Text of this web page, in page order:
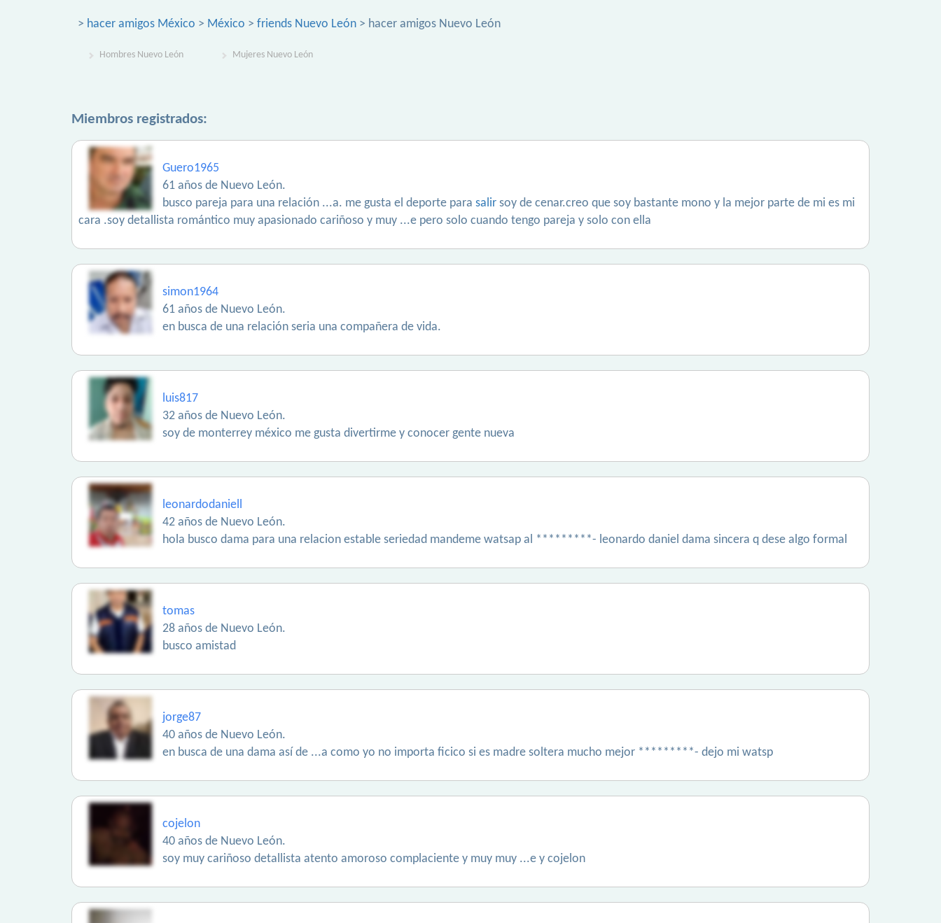
> hacer amigos México > México > friends Nuevo León > hacer amigos Nuevo León
Hombres Nuevo León Mujeres Nuevo León
Miembros registrados:
Guero1965
61 años de Nuevo León.
busco pareja para una relación ...a. me gusta el deporte para salir soy de cenar.creo que soy bastante mono y la mejor parte de mi es mi
cara .soy detallista romántico muy apasionado cariñoso y muy ...e pero solo cuando tengo pareja y solo con ella
simon1964
61 años de Nuevo León.
en busca de una relación seria una compañera de vida.
luis817
32 años de Nuevo León.
soy de monterrey méxico me gusta divertirme y conocer gente nueva
leonardodaniell
42 años de Nuevo León.
hola busco dama para una relacion estable seriedad mandeme watsap al *********- leonardo daniel dama sincera q dese algo formal
tomas
28 años de Nuevo León.
busco amistad
jorge87
40 años de Nuevo León.
en busca de una dama así de ...a como yo no importa ficico si es madre soltera mucho mejor *********- dejo mi watsp
cojelon
40 años de Nuevo León.
soy muy cariñoso detallista atento amoroso complaciente y muy muy ...e y cojelon